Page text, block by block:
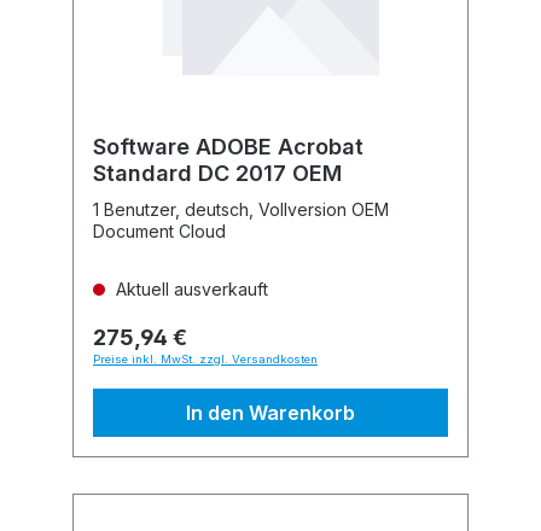
Software ADOBE Acrobat
Standard DC 2017 OEM
1 Benutzer, deutsch, Vollversion OEM
Document Cloud
Aktuell ausverkauft
275,94 €
Preise inkl. MwSt. zzgl. Versandkosten
In den Warenkorb